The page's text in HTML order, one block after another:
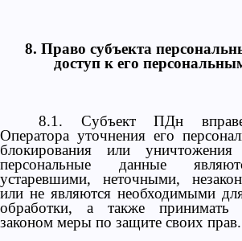
8. Право субъекта
доступ к его
8.1. Субъект ПДн
Оператора уточнения его
блокирования или
персональные данные
устаревшими, неточными,
или не являются необходимыми
обработки, а также принимать
законом меры по защите своих прав.